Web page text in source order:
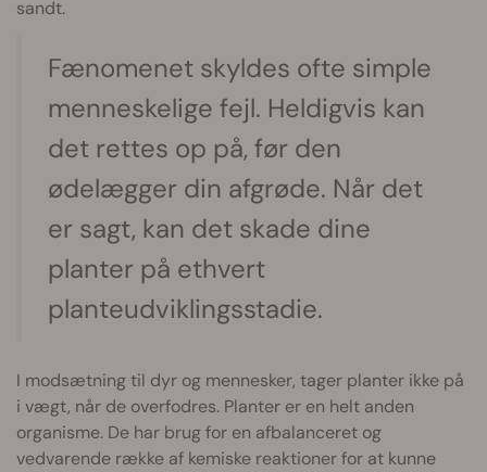
sandt.
Fænomenet skyldes ofte simple
menneskelige fejl. Heldigvis kan
det rettes op på, før den
ødelægger din afgrøde. Når det
er sagt, kan det skade dine
planter på ethvert
planteudviklingsstadie.
I modsætning til dyr og mennesker, tager planter ikke på
i vægt, når de overfodres. Planter er en helt anden
organisme. De har brug for en afbalanceret og
vedvarende række af kemiske reaktioner for at kunne